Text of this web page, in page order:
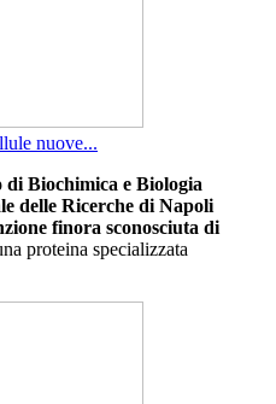
nuove...
di Biochimica e Biologia
delle Ricerche di Napoli
finora sconosciuta di
proteina specializzata